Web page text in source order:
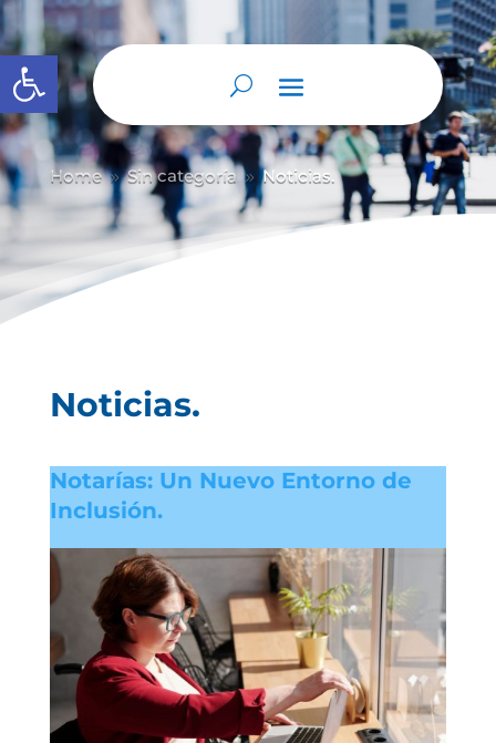
Abrir barra de herramientas
Home 9 Sin categoría 9 Noticias.
Noticias.
Notarías: Un Nuevo Entorno de
Inclusión.